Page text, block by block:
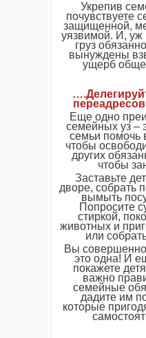
Укрепив
почувствуете
защищенной,
уязвимой. И, уж
груз
вынуждены
ущерб
Еще одно
семейных уз –
семьи помочь
чтобы
других
чтобы
Заставьте
дворе, собрать
вымыть
Попросите
стиркой,
животных и
или
Вы
это одна! И
покажете
важно
семейные
дадите им
которые